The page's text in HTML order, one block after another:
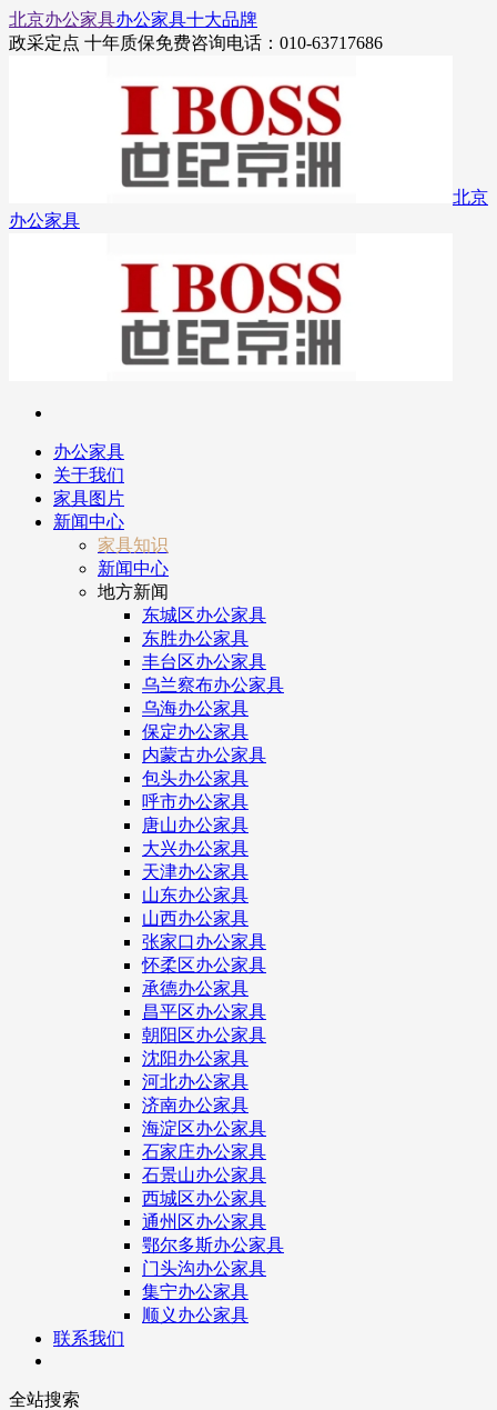
北京办公家具办公家具十大品牌
政采定点 十年质保免费咨询电话：010-63717686
北京
办公家具
办公家具
关于我们
家具图片
新闻中心
家具知识
新闻中心
地方新闻
东城区办公家具
东胜办公家具
丰台区办公家具
乌兰察布办公家具
乌海办公家具
保定办公家具
内蒙古办公家具
包头办公家具
呼市办公家具
唐山办公家具
大兴办公家具
天津办公家具
山东办公家具
山西办公家具
张家口办公家具
怀柔区办公家具
承德办公家具
昌平区办公家具
朝阳区办公家具
沈阳办公家具
河北办公家具
济南办公家具
海淀区办公家具
石家庄办公家具
石景山办公家具
西城区办公家具
通州区办公家具
鄂尔多斯办公家具
门头沟办公家具
集宁办公家具
顺义办公家具
联系我们
全站搜索